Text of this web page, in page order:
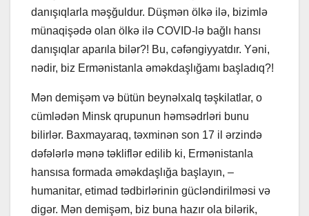
danışıqlarla məşğuldur. Düşmən ölkə ilə, bizimlə
münaqişədə olan ölkə ilə COVID-lə bağlı hansı
danışıqlar aparıla bilər?! Bu, cəfəngiyyatdır. Yəni,
nədir, biz Ermənistanla əməkdaşlığamı başladıq?!
Mən demişəm və bütün beynəlxalq təşkilatlar, o
cümlədən Minsk qrupunun həmsədrləri bunu
bilirlər. Baxmayaraq, təxminən son 17 il ərzində
dəfələrlə mənə təkliflər edilib ki, Ermənistanla
hansısa formada əməkdaşlığa başlayın, –
humanitar, etimad tədbirlərinin gücləndirilməsi və
digər. Mən demişəm, biz buna hazır ola bilərik,